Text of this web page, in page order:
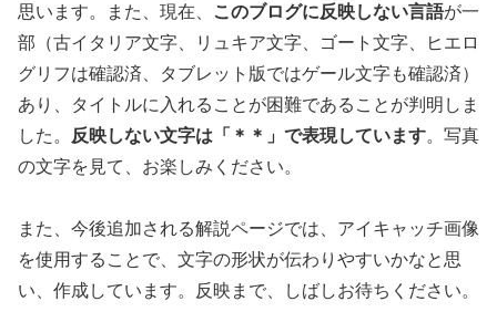
思います。また、現在、
このブログに反映しない言語が一
部（古イタリア文字、リュキア文字、ゴート文字、ヒエロ
グリフは確認済、タブレット版ではゲール文字も確認済）
あり、タイトルに入れることが困難であることが判明しま
した。
反映しない文字は「＊＊」で表現しています。写真
の文字を見て、お楽しみください。
また、今後追加される解説ページでは、アイキャッチ画像
を使用することで、文字の形状が伝わりやすいかなと思
い、作成しています。反映まで、しばしお待ちください。